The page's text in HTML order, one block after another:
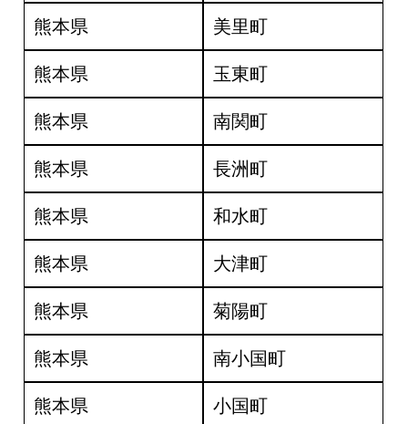
熊本県 美里町
熊本県 玉東町
熊本県 南関町
熊本県 長洲町
熊本県 和水町
熊本県 大津町
熊本県 菊陽町
熊本県 南小国町
熊本県 小国町